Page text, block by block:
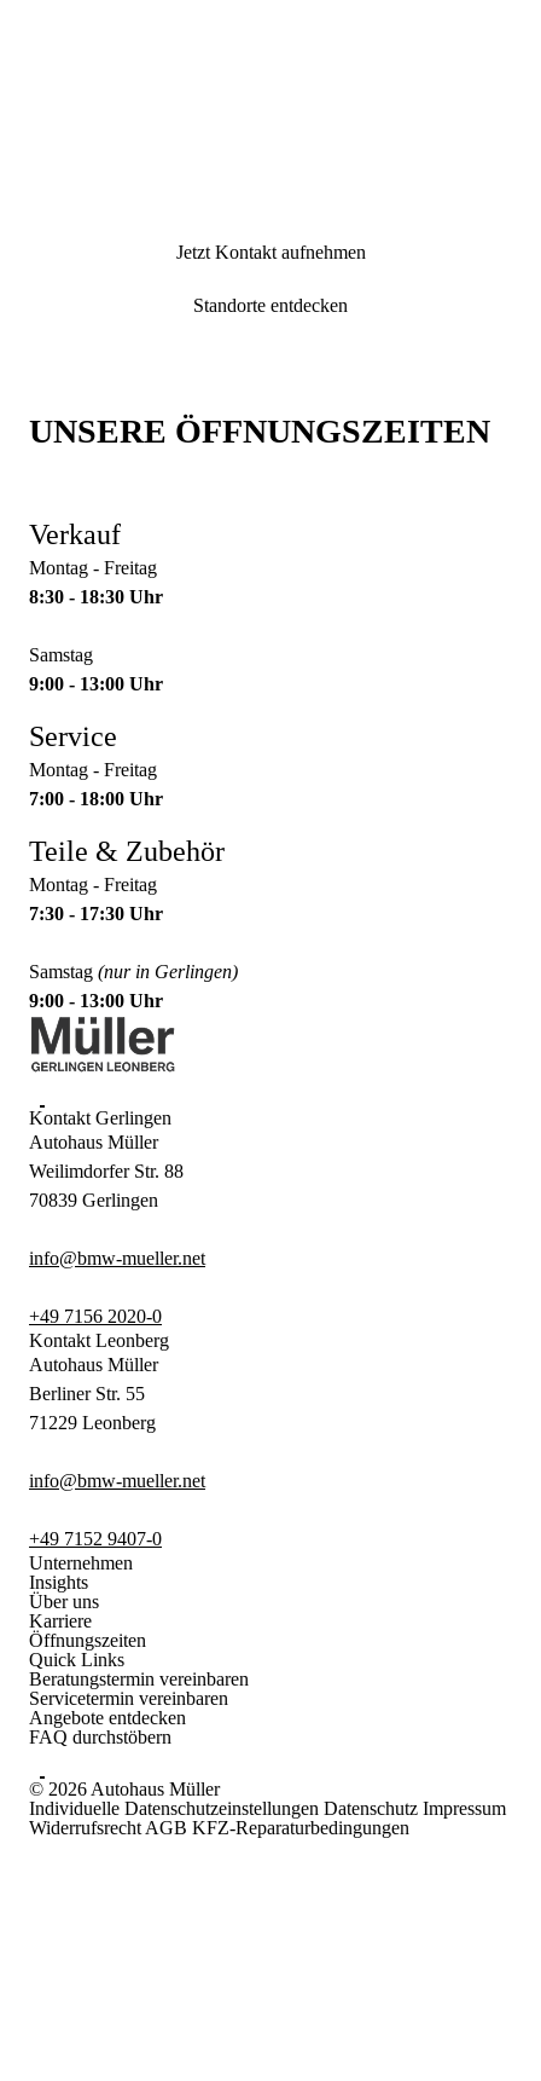
Jetzt Kontakt aufnehmen
Standorte entdecken
UNSERE ÖFFNUNGSZEITEN
Verkauf
Montag - Freitag
8:30 - 18:30 Uhr
Samstag
9:00 - 13:00 Uhr
Service
Montag - Freitag
7:00 - 18:00 Uhr
Teile & Zubehör
Montag - Freitag
7:30 - 17:30 Uhr
Samstag (nur in Gerlingen)
9:00 - 13:00 Uhr
Kontakt Gerlingen
Autohaus Müller
Weilimdorfer Str. 88
70839 Gerlingen
info@bmw-mueller.net
+49 7156 2020-0
Kontakt Leonberg
Autohaus Müller
Berliner Str. 55
71229 Leonberg
info@bmw-mueller.net
+49 7152 9407-0
Unternehmen
Insights
Über uns
Karriere
Öffnungszeiten
Quick Links
Beratungstermin vereinbaren
Servicetermin vereinbaren
Angebote entdecken
FAQ durchstöbern
© 2026 Autohaus Müller
Individuelle Datenschutzeinstellungen Datenschutz Impressum
Widerrufsrecht AGB KFZ-Reparaturbedingungen